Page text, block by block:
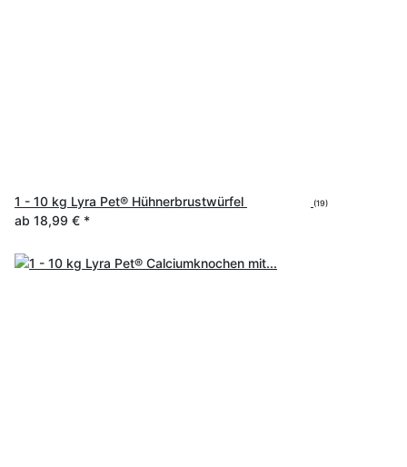
1 - 10 kg Lyra Pet® Hühnerbrustwürfel (19)
ab 18,99 € *